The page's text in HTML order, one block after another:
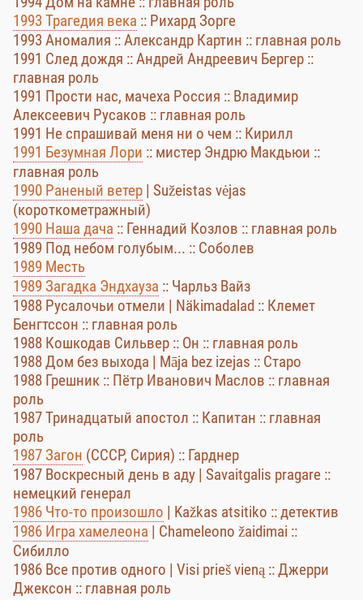
1993 Трагедия века :: Рихард Зорге
1993 Аномалия :: Александр Картин :: главная роль
1991 След дождя :: Андрей Андреевич Бергер ::
главная роль
1991 Прости нас, мачеха Россия :: Владимир
Алексеевич Русаков :: главная роль
1991 Не спрашивай меня ни о чем :: Кирилл
1991 Безумная Лори :: мистер Эндрю Макдьюи ::
главная роль
1990 Раненый ветер | Sužeistas vėjas
(короткометражный)
1990 Наша дача :: Геннадий Козлов :: главная роль
1989 Под небом голубым... :: Соболев
1989 Месть
1989 Загадка Эндхауза :: Чарльз Вайз
1988 Русалочьи отмели | Näkimadalad :: Клемет
Бенгтссон :: главная роль
1988 Кошкодав Сильвер :: Он :: главная роль
1988 Дом без выхода | Māja bez izejas :: Старо
1988 Грешник :: Пётр Иванович Маслов :: главная
роль
1987 Тринадцатый апостол :: Капитан :: главная
роль
1987 Загон (СССР, Сирия) :: Гарднер
1987 Воскресный день в аду | Savaitgalis pragare ::
немецкий генерал
1986 Что-то произошло | Kažkas atsitiko :: детектив
1986 Игра хамелеона | Chameleono žaidimai ::
Сибилло
1986 Все против одного | Visi prieš vieną :: Джерри
Джексон :: главная роль